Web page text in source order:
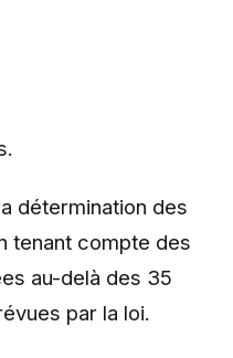
détermination des
tenant compte des
au-delà des 35
par la loi.